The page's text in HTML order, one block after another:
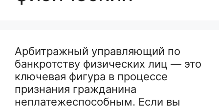
Арбитражный управляющий по
банкротству физических лиц — это
ключевая фигура в процессе
признания гражданина
неплатежеспособным. Если вы